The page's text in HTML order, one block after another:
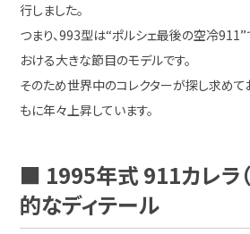
行しました。
つまり、993型は“ポルシェ最後の空冷911”
おける大きな節目のモデルです。
そのため世界中のコレクターが探し求めて
もに年々上昇しています。
■ 1995年式 911カレラ
的なディテール